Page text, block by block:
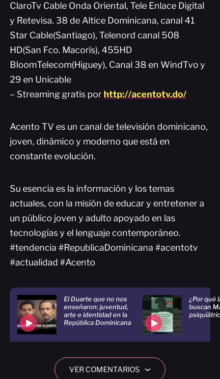
ClaroTv Cable Onda Oriental, Tele Enlace Digital
y Retevisa. 38 de Altice Dominicana, canal 41
Star Cable(Santiago), Telenord canal 508
HD(San Fco. Macorís), 455HD
BloomTelecom(Higuey), Canal 38 en WindTvo y
29 en Unicable
– Streaming gratis por http://acentotv.do/
Acento TV es un canal de televisión dominicano,
joven, dinámico y moderno que está en
constante evolución.
Su esencia es la información y los temas
actuales, con la misión de educar y entretener a
un público joven y adulto apoyado en las
tecnologías y el lenguaje contemporáneo.
#tendencia #RepublicaDominicana #acentotv
#actualidad #Acento
El Duarte que no nos
enseñaron: juventud,
arte e identidad en la
República Dominicana
¿Por qué
buscan
VER COMENTARIOS ›